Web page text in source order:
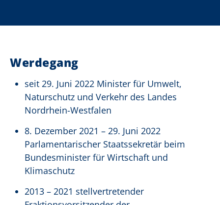
Werdegang
seit 29. Juni 2022 Minister für Umwelt,
Naturschutz und Verkehr des Landes
Nordrhein-Westfalen
8. Dezember 2021 – 29. Juni 2022
Parlamentarischer Staatssekretär beim
Bundesminister für Wirtschaft und
Klimaschutz
2013 – 2021 stellvertretender